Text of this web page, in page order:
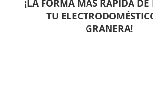
¡LA FORMA MÁS RÁPIDA DE
TU
GRANERA!